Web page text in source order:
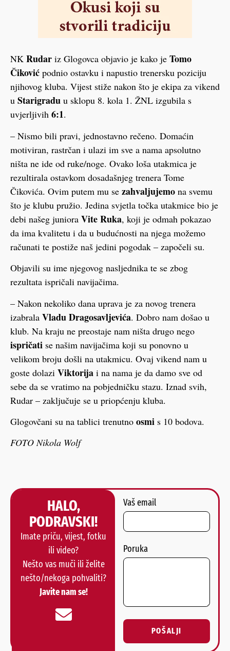
NK Rudar iz Glogovca objavio je kako je Tomo
Čiković podnio ostavku i napustio trenersku poziciju
njihovog kluba. Vijest stiže nakon što je ekipa za vikend
u Starigradu u sklopu 8. kola 1. ŽNL izgubila s
uvjerljivih 6:1.
– Nismo bili pravi, jednostavno rečeno. Domaćin
motiviran, rastrčan i ulazi im sve a nama apsolutno
ništa ne ide od ruke/noge. Ovako loša utakmica je
rezultirala ostavkom dosadašnjeg trenera Tome
Čikovića. Ovim putem mu se zahvaljujemo na svemu
što je klubu pružio. Jedina svjetla točka utakmice bio je
debi našeg juniora Vite Ruka, koji je odmah pokazao
da ima kvalitetu i da u budućnosti na njega možemo
računati te postiže naš jedini pogodak – započeli su.
Objavili su ime njegovog nasljednika te se zbog
rezultata ispričali navijačima.
– Nakon nekoliko dana uprava je za novog trenera
izabrala Vladu Dragosavljevića. Dobro nam došao u
klub. Na kraju ne preostaje nam ništa drugo nego
ispričati se našim navijačima koji su ponovno u
velikom broju došli na utakmicu. Ovaj vikend nam u
goste dolazi Viktorija i na nama je da damo sve od
sebe da se vratimo na pobjedničku stazu. Iznad svih,
Rudar – zaključuje se u priopćenju kluba.
Glogovčani su na tablici trenutno osmi s 10 bodova.
FOTO Nikola Wolf
HALO,
PODRAVSKI!
Imate priču, vijest, fotku
ili video?
Nešto vas muči ili želite
nešto/nekoga pohvaliti?
Javite nam se!
Vaš email
Poruka
POŠALJI